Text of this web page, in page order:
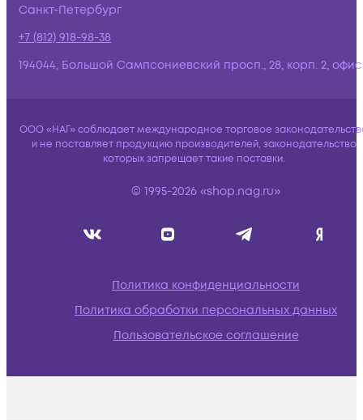
Санкт-Петербург
+7 (812) 918-98-38
194044, Большой Сампсониевский просп., 28, корп. 2,
ООО «НАГ» соблюдает международное торговое
и не поставляет продукцию производителей, законодательство
которых запрещает такие поставки.
© 1995-2026 «shop.nag.ru»
Политика конфиденциальности
Политика обработки персональных данных
Пользовательское соглашение